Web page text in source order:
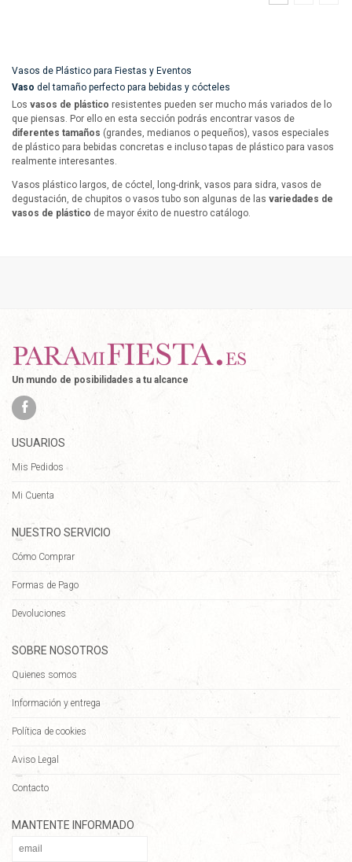
Vasos de Plástico para Fiestas y Eventos
Vaso del tamaño perfecto para bebidas y cócteles
Los vasos de plástico resistentes pueden ser mucho más variados de lo
que piensas. Por ello en esta sección podrás encontrar vasos de
diferentes tamaños (grandes, medianos o pequeños), vasos especiales
de plástico para bebidas concretas e incluso tapas de plástico para vasos
realmente interesantes.
Vasos plástico largos, de cóctel, long-drink, vasos para sidra, vasos de
degustación, de chupitos o vasos tubo son algunas de las variedades de
vasos de plástico de mayor éxito de nuestro catálogo.
Un mundo de posibilidades a tu alcance
USUARIOS
Mis Pedidos
Mi Cuenta
NUESTRO SERVICIO
Cómo Comprar
Formas de Pago
Devoluciones
SOBRE NOSOTROS
Quienes somos
Información y entrega
Política de cookies
Aviso Legal
Contacto
MANTENTE INFORMADO